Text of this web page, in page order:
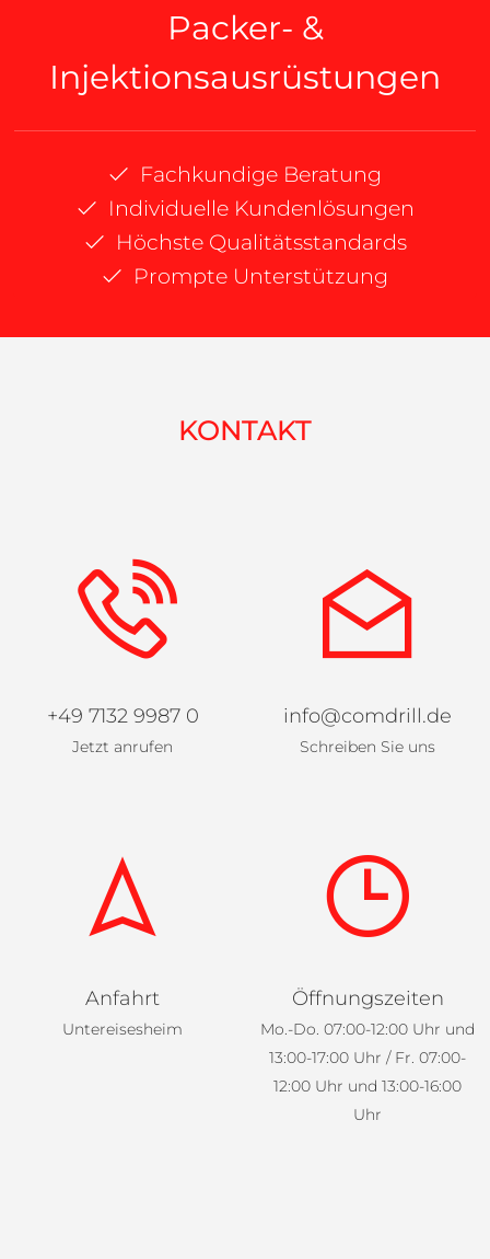
Packer- &
Injektionsausrüstungen
Fachkundige Beratung
Individuelle Kundenlösungen
Höchste Qualitätsstandards
Prompte Unterstützung
KONTAKT
+49 7132 9987 0
Jetzt anrufen
info@comdrill.de
Schreiben Sie uns
Anfahrt
Untereisesheim
Öffnungszeiten
Mo.-Do. 07:00-12:00 Uhr und
13:00-17:00 Uhr / Fr. 07:00-
12:00 Uhr und 13:00-16:00
Uhr